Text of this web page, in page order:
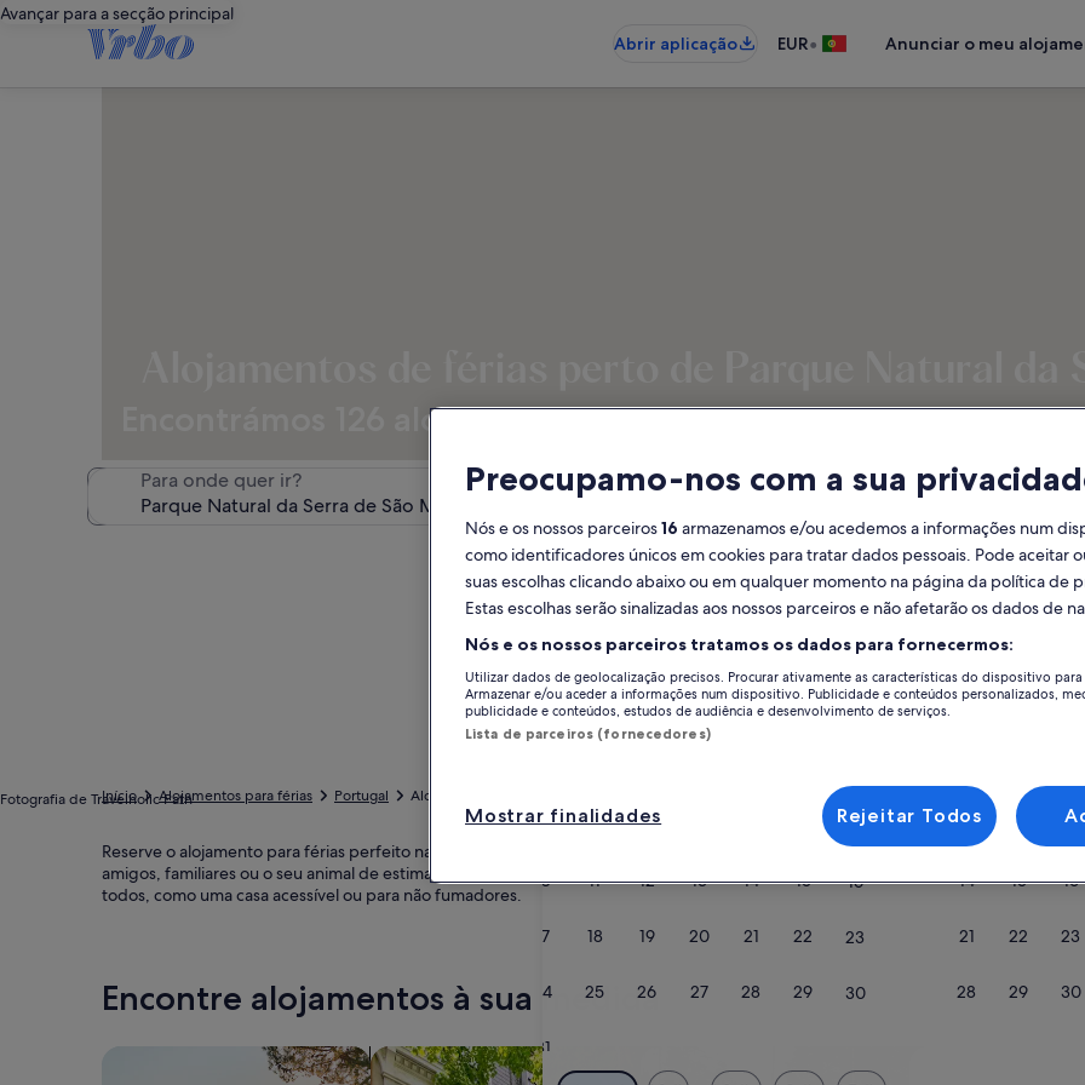
Avançar para a secção principal
Abrir aplicação
EUR• Anunciar o meu
Fotografia de Travelholic Path
Encontrámos 126 alojamentos para férias - Insira as suas
Para onde quer ir? Datas
Calendário
Estes
os
meses
que
estão
apresentados
de
e
de
agosto de 2026
Ssegunda-
feira
Tterça-
feira
Qquarta-
feira
Qquinta-
feira
Ssexta-
feira
Ssábado
Ddomingo
3 4 5 9
10 11 12 13 14 15 16
17 18 19 20 21 22 23
24 25 26 27 28 29 30
31
Ssegunda-
feira
T
feira
7 8 9
14 15 16
21 22 23
28 29 30
Início Alojamentos para férias Portugal Alojamentos para férias perto de Parque Natural da Serra de São Mamede
Reserve o alojamento para férias perfeito nas imediações de Parque Natural da Serra de São Mamede. Os alojamentos para
amigos, familiares ou o seu animal de estimação, tais como piscina e máquina de lavar e secar. Temos a certeza de que
todos, como uma casa acessível ou para não fumadores.
Encontre alojamentos à sua medida
Pesquisar apartamentos/apartamentos em condomínio
Preocupamo-nos com a sua
Nós e os nossos parceiros16 armazenamos e/ou acedemos a informações num
como identificadores únicos em cookies para tratar dados pessoais. Pode aceitar
suas escolhas clicando abaixo ou em qualquer momento na página da política de
Estas escolhas serão sinalizadas aos nossos parceiros e não afetarão os dados de
Nós e os nossos parceiros tratamos os dados para fornecermos:
Utilizar dados de geolocalização precisos. Procurar ativamente as características do dispositivo para
Armazenar e/ou aceder a informações num dispositivo. Publicidade e conteúdos personalizados,
publicidade e conteúdos, estudos de audiência e desenvolvimento de serviços.
Lista de parceiros (fornecedores)
Mostrar finalidades Rejeitar Todos